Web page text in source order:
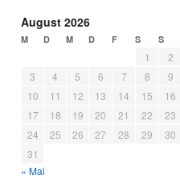
August 2026
M D M D F S S
1
2
3
4 5 6 7 8
9
10
11 12 13 14 15
16
17
18 19 20 21 22
23
24
25 26 27 28 29
30
31
« Mai